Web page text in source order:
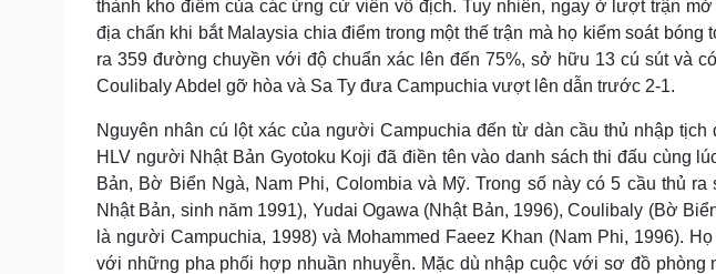
Dinh dưỡng - món ngon
Cây thuốc
Sản phụ khoa
Nam khoa
Làm đẹp - giảm cân
Phòng mạch online
Ăn sạch sống khỏe
Đời sống
Nhà đẹp
Blog
Tình yêu - Gia đình
Văn hóa
Sân khấu - Điện ảnh
Văn học
Âm nhạc
Cải chính
thành kho điểm của các ứng cử viên vô địch. Tuy nhiên, ngay ở lượt trận
địa chấn khi bắt Malaysia chia điểm trong một thế trận mà họ kiểm soát
ra 359 đường chuyền với độ chuẩn xác lên đến 75%, sở hữu 13 cú sút và
Coulibaly Abdel gỡ hòa và Sa Ty đưa Campuchia vượt lên dẫn trước 2-1.
Nguyên nhân cú lột xác của người Campuchia đến từ dàn cầu thủ nhập
HLV người Nhật Bản Gyotoku Koji đã điền tên vào danh sách thi đấu cùng
Bản, Bờ Biển Ngà, Nam Phi, Colombia và Mỹ. Trong số này có 5 cầu thủ
Nhật Bản, sinh năm 1991), Yudai Ogawa (Nhật Bản, 1996), Coulibaly (Bờ
là người Campuchia, 1998) và Mohammed Faeez Khan (Nam Phi, 1996).
với những pha phối hợp nhuần nhuyễn. Mặc dù nhập cuộc với sơ đồ